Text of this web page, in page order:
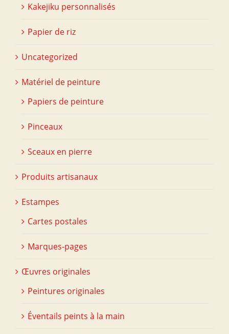
Kakejiku personnalisés
Papier de riz
Uncategorized
Matériel de peinture
Papiers de peinture
Pinceaux
Sceaux en pierre
Produits artisanaux
Estampes
Cartes postales
Marques-pages
Œuvres originales
Peintures originales
Éventails peints à la main